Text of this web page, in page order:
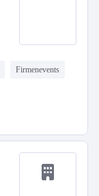
Firmenevents